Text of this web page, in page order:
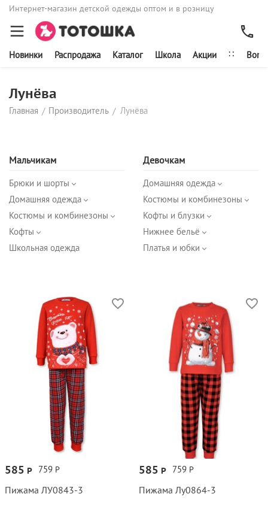
Интернет-магазин детской одежды оптом и в розницу
Новинки Распродажа Каталог Школа Акции ∷
Лунёва
Главная / Производитель / Лунёва
Мальчикам
Брюки и шорты
Домашняя одежда
Костюмы и комбинезоны
Кофты
Школьная одежда
Девочкам
Домашняя одежда
Костюмы и комбинезоны
Кофты и блузки
Нижнее бельё
Платья и юбки
759 Р
585 Р
Пижама ЛУ0843‑3
759 Р
585 Р
Пижама Лу0864‑3